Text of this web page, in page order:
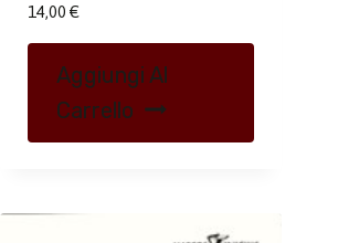
14,00 €
Aggiungi Al
Carrello